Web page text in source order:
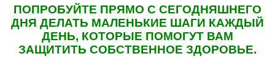
ПОПРОБУЙТЕ ПРЯМО С СЕГОДНЯШНЕГО
ДНЯ ДЕЛАТЬ МАЛЕНЬКИЕ ШАГИ КАЖДЫЙ
ДЕНЬ, КОТОРЫЕ ПОМОГУТ ВАМ
ЗАЩИТИТЬ СОБСТВЕННОЕ ЗДОРОВЬЕ.